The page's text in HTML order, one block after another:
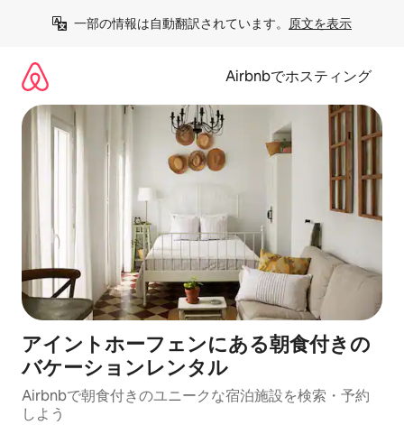
一部の情報は自動翻訳されています。 原文を表示
Airbnbでホスティング
アイントホーフェンにある朝食付きの
バケーションレンタル
Airbnbで朝食付きのユニークな宿泊施設を検索・予約
しよう